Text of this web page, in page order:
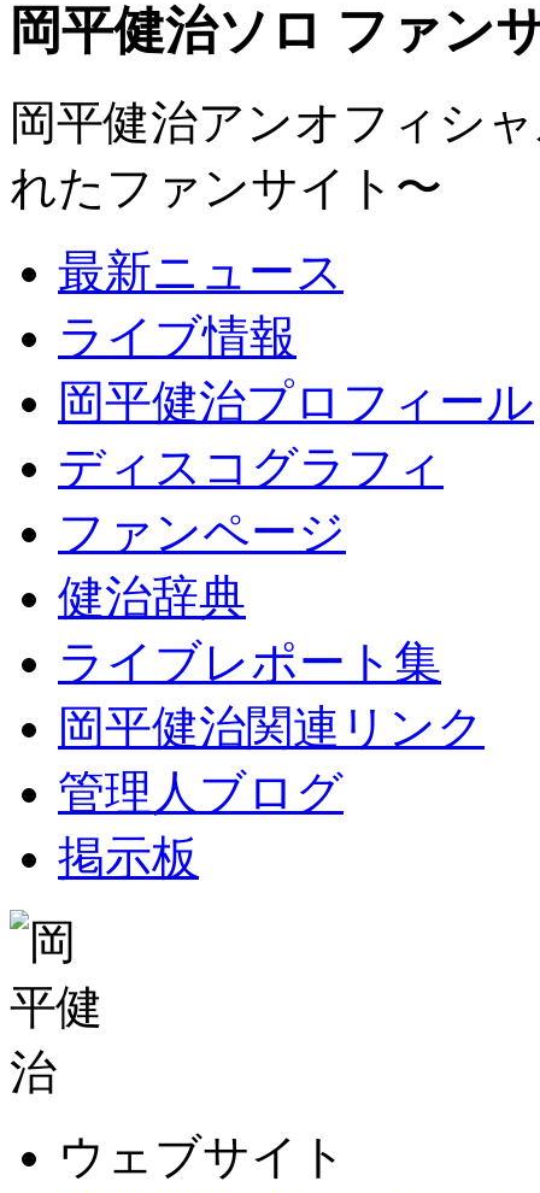
岡平健治ソロ ファン
岡平健治アンオフィシ
れたファンサイト〜
最新ニュース
ライブ情報
岡平健治プロフィール
ディスコグラフィ
ファンページ
健治辞典
ライブレポート集
岡平健治関連リンク
管理人ブログ
掲示板
ウェブサイト